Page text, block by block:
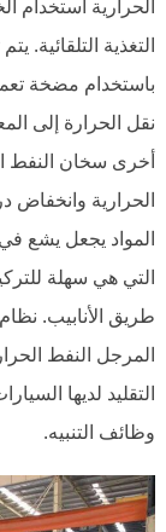
الحرارية استخدام
التغذية التلقائية.
باستخدام مضخة
نقل الحرارة إلى
أخرى سخان النفط
الحرارية
المواد يجعل يشع
التي هي سهلة
طريق الأنابيب.
المرجل النفط
التقليد لديها
وظائف التنبيه.